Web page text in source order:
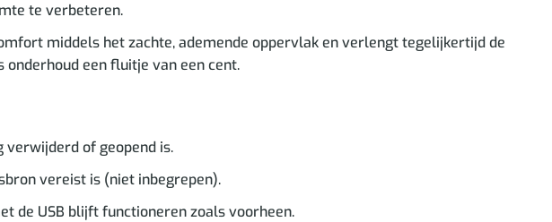
te verbeteren.
middels het zachte, ademende oppervlak en verlengt tegelijkertijd de
een fluitje van een cent.
of geopend is.
vereist is (niet inbegrepen).
de USB blijft functioneren zoals voorheen.